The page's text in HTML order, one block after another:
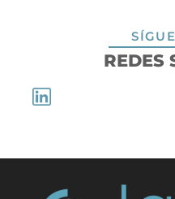
REDES